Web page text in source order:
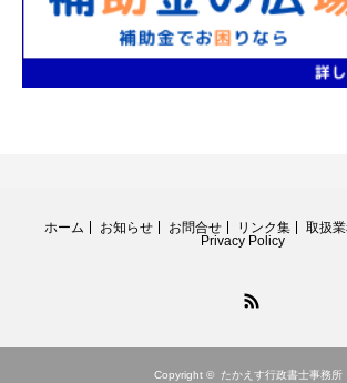
ホーム お知らせ お問合せ リンク集 取扱
Privacy Policy
Copyright © たかえす行政書士事務所